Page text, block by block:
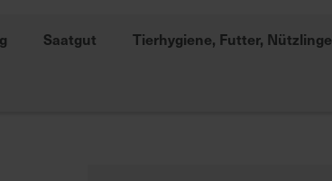
Saatgut Tierhygiene, Futter, Nützlinge